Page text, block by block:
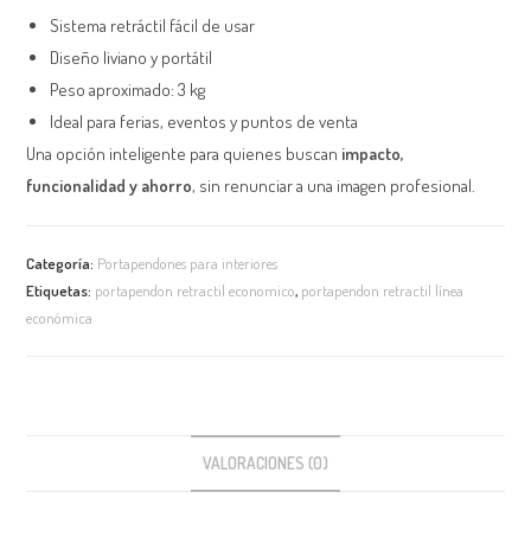
Sistema retráctil fácil de usar
Diseño liviano y portátil
Peso aproximado: 3 kg
Ideal para ferias, eventos y puntos de venta
Una opción inteligente para quienes buscan impacto,
funcionalidad y ahorro, sin renunciar a una imagen profesional.
Categoría: Portapendones para interiores
Etiquetas: portapendon retractil economico, portapendon retractil línea
económica
VALORACIONES (0)